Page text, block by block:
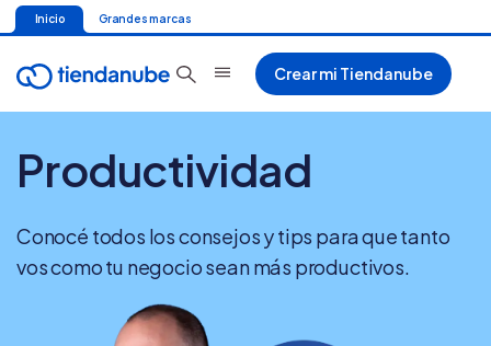
Inicio Grandes marcas
Crear mi Tiendanube
Productividad
Conocé todos los consejos y tips para que tanto
vos como tu negocio sean más productivos.